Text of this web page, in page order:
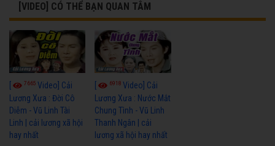
[VIDEO] CÓ THỂ BẠN QUAN TÂM
7665 Video] Cải
Lương Xưa : Đời Cô
Diễm - Vũ Linh Tài
Linh | cải lương xã hội
hay nhất
6918Video] Cải
Lương Xưa : Nước Mắt
Chung Tình - Vũ Linh
Thanh Ngân | cải
lương xã hội hay nhất